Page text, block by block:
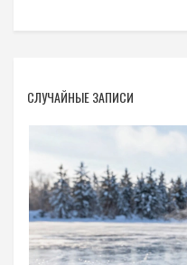
СЛУЧАЙНЫЕ ЗАПИСИ